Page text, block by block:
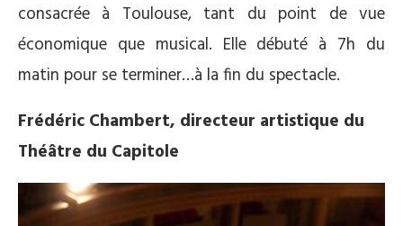
consacrée à Toulouse, tant du point de vue
économique que musical. Elle débuté à 7h du
matin pour se terminer…à la fin du spectacle.
Frédéric Chambert, directeur artistique du
Théâtre du Capitole